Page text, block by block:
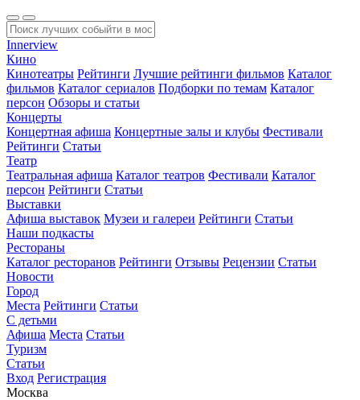
Innerview
Кино
Кинотеатры Рейтинги Лучшие рейтинги фильмов Каталог
фильмов Каталог сериалов Подборки по темам Каталог
персон Обзоры и статьи
Концерты
Концертная афиша Концертные залы и клубы Фестивали
Рейтинги Статьи
Театр
Театральная афиша Каталог театров Фестивали Каталог
персон Рейтинги Статьи
Выставки
Афиша выставок Музеи и галереи Рейтинги Статьи
Наши подкасты
Рестораны
Каталог ресторанов Рейтинги Отзывы Рецензии Статьи
Новости
Город
Места Рейтинги Статьи
С детьми
Афиша Места Статьи
Туризм
Статьи
Вход Регистрация
Москва